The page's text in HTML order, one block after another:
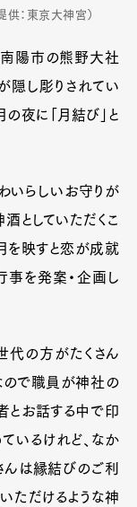
：東京大神宮）
南陽市の熊野大社
隠し彫りされてい
夜に「月結び」と
いらしいお守りが
としていただくこ
を映すと恋が成就
事を発案・企画し
代の方がたくさん
ので職員が神社の
とお話する中で印
いるけれど、なか
んは縁結びのご利
ただけるような神